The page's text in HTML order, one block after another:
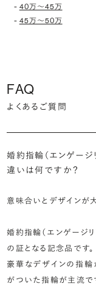
- 40万〜45万
- 45万〜50万
FAQ
よくあるご質問
婚約指輪（エンゲージ
違いは何ですか？
意味合いとデザインが大
婚約指輪（エンゲージリ
の証となる記念品です。
豪華なデザインの指輪
がついた指輪が主流で